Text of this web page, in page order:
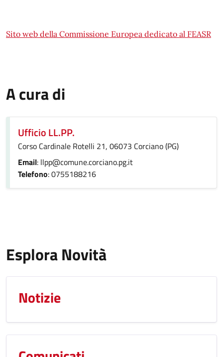
Sito web della Commissione Europea dedicato al FEASR
A cura di
Ufficio LL.PP.
Corso Cardinale Rotelli 21, 06073 Corciano (PG)
Email: llpp@comune.corciano.pg.it
Telefono: 0755188216
Esplora Novità
Notizie